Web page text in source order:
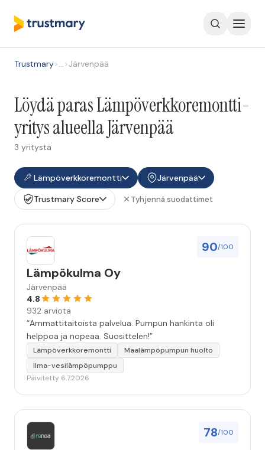
Trustmary>…>Järvenpää
Löydä paras Lämpöverkkoremontti-
yritys alueella Järvenpää
3 yritystä
Lämpöverkkoremontti
Järvenpää
Trustmary Score
Tyhjennä suodattimet
90/100
Lämpökulma Oy
Järvenpää
4.8
932 arviota
“Ammattitaitoista palvelua. Pumpun hankinta oli
helppoa ja nopeaa. Suosittelen!”
Lämpöverkkoremontti
Maalämpöpumpun huolto
Ilma-vesilämpöpumppu
Päivitetty 6.7.2026
78/100